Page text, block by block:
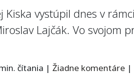
Kiska vystúpil dnes v
Lajčák. Vo svojom
čítania | Žiadne komentáre |